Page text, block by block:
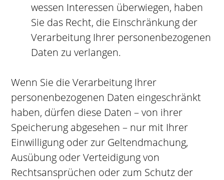
wessen Interessen überwiegen, haben
Sie das Recht, die Einschränkung der
Verarbeitung Ihrer personenbezogenen
Daten zu verlangen.
Wenn Sie die Verarbeitung Ihrer
personenbezogenen Daten eingeschränkt
haben, dürfen diese Daten – von ihrer
Speicherung abgesehen – nur mit Ihrer
Einwilligung oder zur Geltendmachung,
Ausübung oder Verteidigung von
Rechtsansprüchen oder zum Schutz der